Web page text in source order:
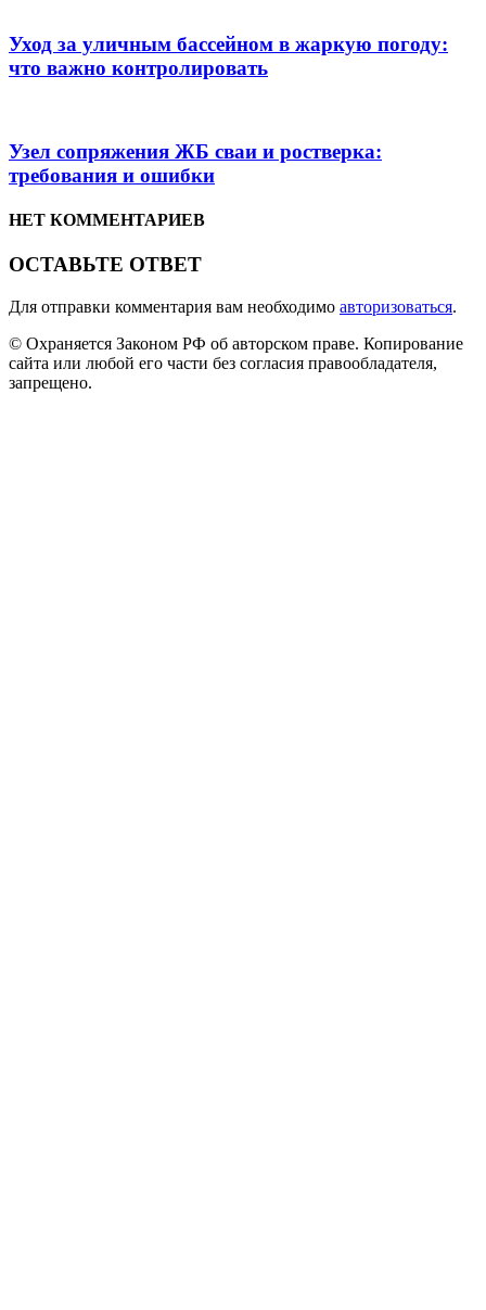
Уход за уличным бассейном в жаркую погоду:
что важно контролировать
Узел сопряжения ЖБ сваи и ростверка:
требования и ошибки
НЕТ КОММЕНТАРИЕВ
ОСТАВЬТЕ ОТВЕТ
Для отправки комментария вам необходимо авторизоваться.
© Охраняется Законом РФ об авторском праве. Копирование
сайта или любой его части без согласия правообладателя,
запрещено.